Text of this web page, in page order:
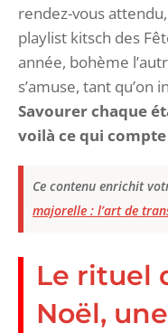
rendez-vous
playlist kitsch des
année, bohème
s’amuse, tant qu’on
Savourer chaque
voilà ce qui
Ce contenu enrichit
majorelle : l’art de
Le rituel
Noël,